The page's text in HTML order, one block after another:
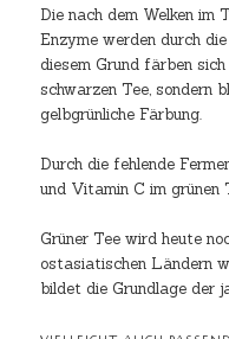
Die nach dem Welken im
Enzyme werden durch
diesem Grund färben
schwarzen Tee, sondern
gelbgrünliche Färbung.
Durch die fehlende
und Vitamin C im grünen
Grüner Tee wird heute
ostasiatischen Ländern
bildet die Grundlage der